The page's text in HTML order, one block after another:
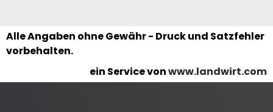
Alle Angaben ohne Gewähr - Druck und Satzfehler
vorbehalten.
ein Service vonwww.landwirt.com